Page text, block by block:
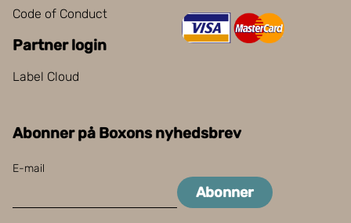
Code of Conduct
Partner login
Label Cloud
Abonner på Boxons nyhedsbrev
E-mail
Abonner